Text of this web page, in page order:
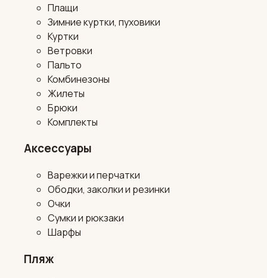
Плащи
Зимние куртки, пуховики
Куртки
Ветровки
Пальто
Комбинезоны
Жилеты
Брюки
Комплекты
Аксессуары
Варежки и перчатки
Ободки, заколки и резинки
Очки
Сумки и рюкзаки
Шарфы
Пляж